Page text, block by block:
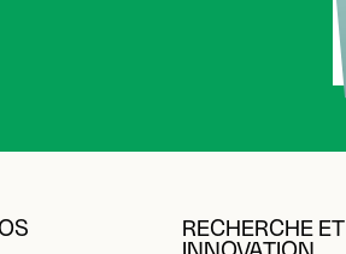
RECHERCHE ET